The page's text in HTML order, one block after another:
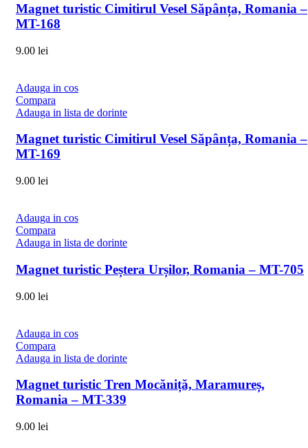
Magnet turistic Cimitirul Vesel Săpânța, Romania –
MT-168
9.00 lei
Adauga in cos
Compara
Adauga in lista de dorinte
Magnet turistic Cimitirul Vesel Săpânța, Romania –
MT-169
9.00 lei
Adauga in cos
Compara
Adauga in lista de dorinte
Magnet turistic Peștera Urșilor, Romania – MT-705
9.00 lei
Adauga in cos
Compara
Adauga in lista de dorinte
Magnet turistic Tren Mocăniță, Maramureș,
Romania – MT-339
9.00 lei